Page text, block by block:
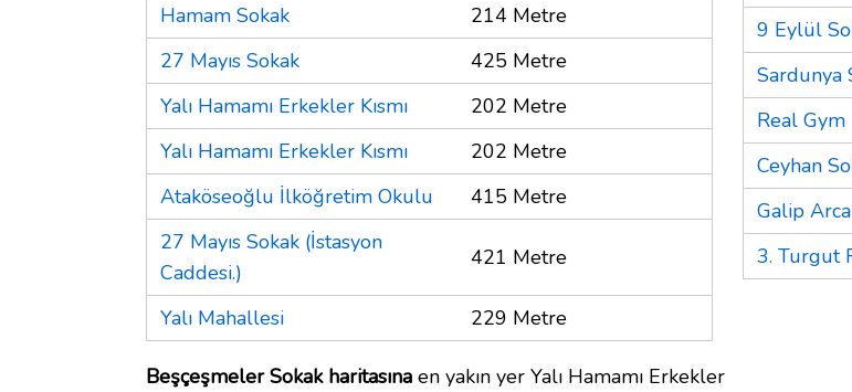
Hamam Sokak
214 Metre
27 Mayıs Sokak
425 Metre
Yalı Hamamı Erkekler Kısmı
202 Metre
Yalı Hamamı Erkekler Kısmı
202 Metre
Ataköseoğlu İlköğretim Okulu
415 Metre
27 Mayıs Sokak (İstasyon
Caddesi.)
421 Metre
Yalı Mahallesi 229 Metre
Beşçeşmeler Sokak haritasına en yakın yer Yalı Hamamı Erkekler
9 Eylül
Sardunya
Real Gym
Ceyhan
Galip
3. Turgut